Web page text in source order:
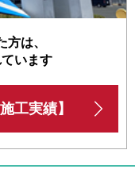
方は、
います
工実績】